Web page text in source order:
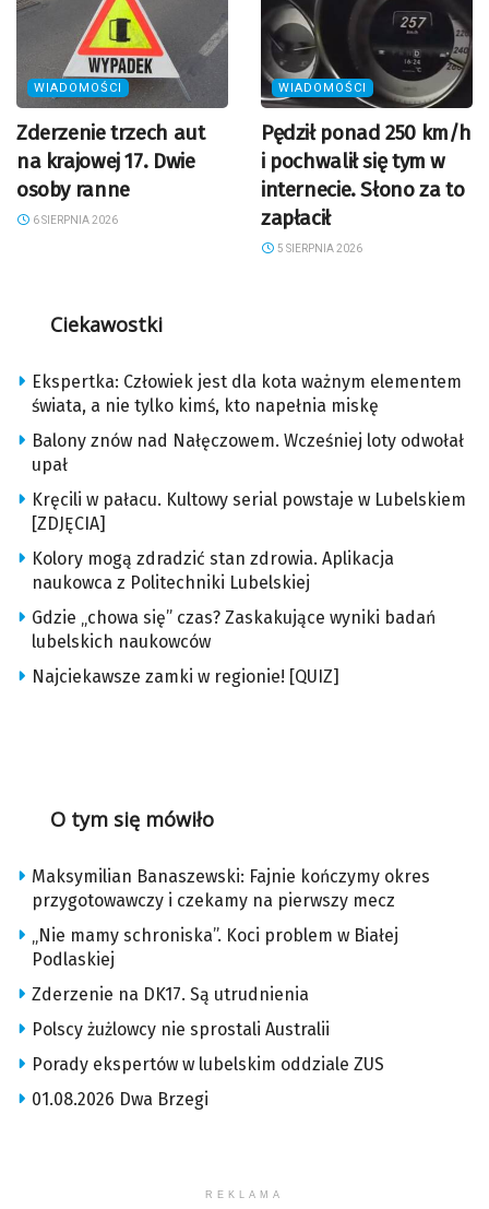
WIADOMOŚCI
Zderzenie trzech aut
na krajowej 17. Dwie
osoby ranne
6 SIERPNIA 2026
WIADOMOŚCI
Pędził ponad 250 km/h
i pochwalił się tym w
internecie. Słono za to
zapłacił
5 SIERPNIA 2026
Ciekawostki
Ekspertka: Człowiek jest dla kota ważnym elementem
świata, a nie tylko kimś, kto napełnia miskę
Balony znów nad Nałęczowem. Wcześniej loty odwołał
upał
Kręcili w pałacu. Kultowy serial powstaje w Lubelskiem
[ZDJĘCIA]
Kolory mogą zdradzić stan zdrowia. Aplikacja
naukowca z Politechniki Lubelskiej
Gdzie „chowa się” czas? Zaskakujące wyniki badań
lubelskich naukowców
Najciekawsze zamki w regionie! [QUIZ]
O tym się mówiło
Maksymilian Banaszewski: Fajnie kończymy okres
przygotowawczy i czekamy na pierwszy mecz
„Nie mamy schroniska”. Koci problem w Białej
Podlaskiej
Zderzenie na DK17. Są utrudnienia
Polscy żużlowcy nie sprostali Australii
Porady ekspertów w lubelskim oddziale ZUS
01.08.2026 Dwa Brzegi
REKLAMA